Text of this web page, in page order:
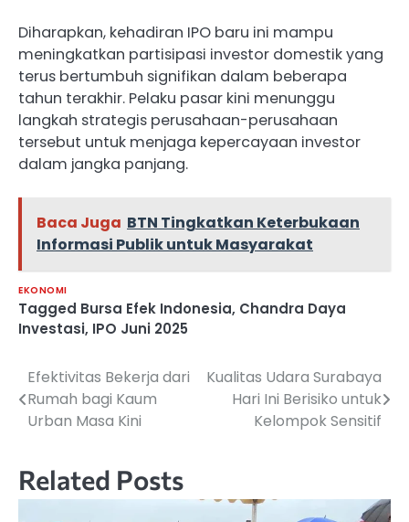
Diharapkan, kehadiran IPO baru ini mampu
meningkatkan partisipasi investor domestik yang
terus bertumbuh signifikan dalam beberapa
tahun terakhir. Pelaku pasar kini menunggu
langkah strategis perusahaan-perusahaan
tersebut untuk menjaga kepercayaan investor
dalam jangka panjang.
Baca Juga BTN Tingkatkan Keterbukaan
Informasi Publik untuk Masyarakat
EKONOMI
Tagged Bursa Efek Indonesia, Chandra Daya
Investasi, IPO Juni 2025
Navigasi
pos
Efektivitas Bekerja dari
Rumah bagi Kaum
Urban Masa Kini
Kualitas Udara Surabaya
Hari Ini Berisiko untuk
Kelompok Sensitif
Related Posts